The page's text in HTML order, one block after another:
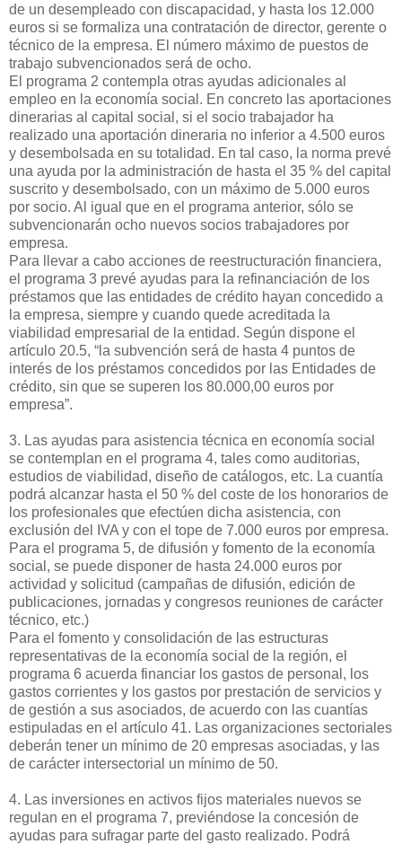
de un desempleado con discapacidad, y hasta los 12.000
euros si se formaliza una contratación de director, gerente o
técnico de la empresa. El número máximo de puestos de
trabajo subvencionados será de ocho.
El programa 2 contempla otras ayudas adicionales al
empleo en la economía social. En concreto las aportaciones
dinerarias al capital social, si el socio trabajador ha
realizado una aportación dineraria no inferior a 4.500 euros
y desembolsada en su totalidad. En tal caso, la norma prevé
una ayuda por la administración de hasta el 35 % del capital
suscrito y desembolsado, con un máximo de 5.000 euros
por socio. Al igual que en el programa anterior, sólo se
subvencionarán ocho nuevos socios trabajadores por
empresa.
Para llevar a cabo acciones de reestructuración financiera,
el programa 3 prevé ayudas para la refinanciación de los
préstamos que las entidades de crédito hayan concedido a
la empresa, siempre y cuando quede acreditada la
viabilidad empresarial de la entidad. Según dispone el
artículo 20.5, “la subvención será de hasta 4 puntos de
interés de los préstamos concedidos por las Entidades de
crédito, sin que se superen los 80.000,00 euros por
empresa”.
3. Las ayudas para asistencia técnica en economía social
se contemplan en el programa 4, tales como auditorias,
estudios de viabilidad, diseño de catálogos, etc. La cuantía
podrá alcanzar hasta el 50 % del coste de los honorarios de
los profesionales que efectúen dicha asistencia, con
exclusión del IVA y con el tope de 7.000 euros por empresa.
Para el programa 5, de difusión y fomento de la economía
social, se puede disponer de hasta 24.000 euros por
actividad y solicitud (campañas de difusión, edición de
publicaciones, jornadas y congresos reuniones de carácter
técnico, etc.)
Para el fomento y consolidación de las estructuras
representativas de la economía social de la región, el
programa 6 acuerda financiar los gastos de personal, los
gastos corrientes y los gastos por prestación de servicios y
de gestión a sus asociados, de acuerdo con las cuantías
estipuladas en el artículo 41. Las organizaciones sectoriales
deberán tener un mínimo de 20 empresas asociadas, y las
de carácter intersectorial un mínimo de 50.
4. Las inversiones en activos fijos materiales nuevos se
regulan en el programa 7, previéndose la concesión de
ayudas para sufragar parte del gasto realizado. Podrá